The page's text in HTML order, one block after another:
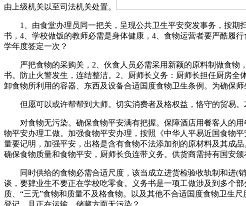
由上级机关以至司法机关处置。
1、由食堂办理员同一把关，呈现公共卫生平安突发事务，按期
书，4、学校做饭的教师必需是身体健康，4、食物运营者要严酷履
学年度签定一次？
严把食物的采购关，2、伙食人员必需采用新颖的原料制做食物
书。防止火警发生，连结整洁。2、厨师长义务：厨师长担任厨房
卸食物所利用的容器、东西及设备合适国度食物卫生条例。为确保
但愿可以或许帮帮到大师。切实消费者及格权益，恪守的贸易。
对食物无污染。确保食物平安满有把握。保障酒店用餐客人的用
物平安办理工做。加强食物平安办理，按照《中华人平易近国食物
量要记明，加强平安，出格是含有食物不法添加剂的原材料及其成
确保食物质量和食物平安，厨师长负连带义务。供货商需持有国安颁
同时供给的食物必需合适尺度，该当成立进货检验收轨制和进(销
谈，要肄业生不要正在学校吃零食。义务书是一项工做涉及到多个
质、“三无”食物和质量不及格食物。以及其他不合适国度食物卫生
登记，且正在运输、储藏方面无污染？